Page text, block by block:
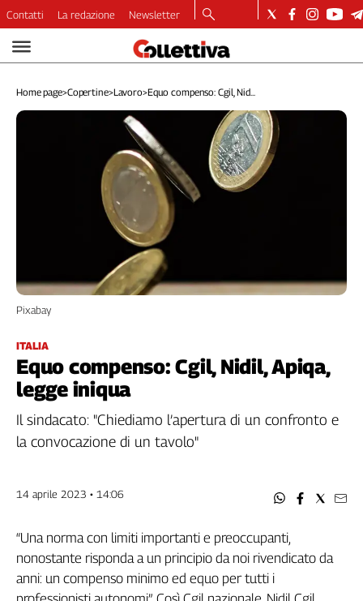
Video
Dirette
Longform
Internazionale
Culture
Categorie
Filcams
Filctem
Fillea
Filt
Flai
Fp
Nidil
Slc
Contatti La redazione Newsletter
Home page>Copertine>Lavoro>Equo compenso: Cgil, Nid...
ITALIA
Equo compenso: Cgil, Nidil, Apiqa,
legge iniqua
Pixabay
Il sindacato: "Chiediamo l’apertura di un confronto e
la convocazione di un tavolo"
14 aprile 2023 • 14:06
“Una norma con limiti importanti e preoccupanti,
nonostante risponda a un principio da noi rivendicato da
anni: un compenso minimo ed equo per tutti i